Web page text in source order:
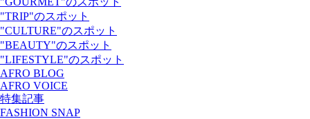
"TRIP"のスポット
"CULTURE"のスポット
"BEAUTY"のスポット
"LIFESTYLE"のスポット
AFRO BLOG
AFRO VOICE
特集記事
FASHION SNAP